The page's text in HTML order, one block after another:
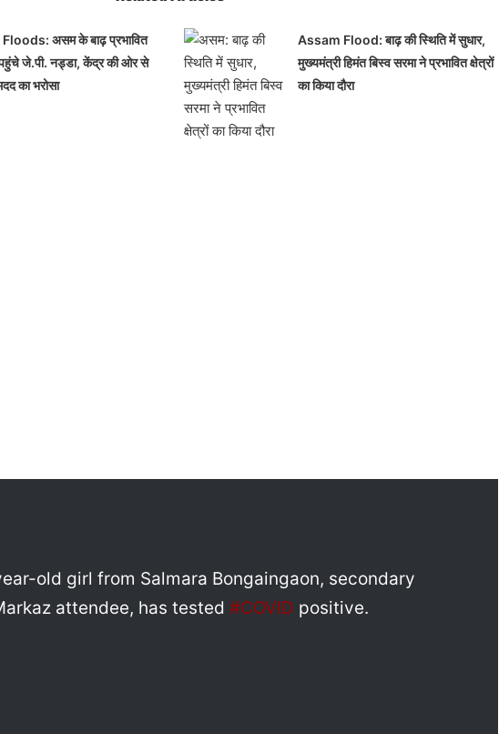
असम के बाढ़ प्रभावित
जे.पी. नड्डा, केंद्र की ओर से
का भरोसा
Assam Flood: बाढ़ की स्थिति में सुधार,
मुख्यमंत्री हिमंत बिस्व सरमा ने प्रभावित क्षेत्रों
का किया दौरा
old girl from Salmara Bongaingaon, secondary
attendee, has tested #COVID positive.